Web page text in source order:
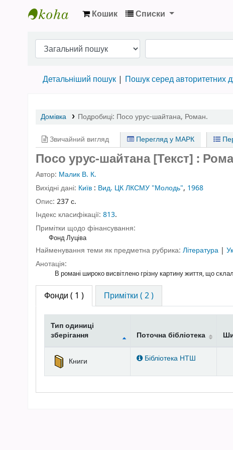
Кошик Списки
Детальніший пошук Пошук серед авторитетних
Домівка Подробиці: Посо урус-шайтана, Роман.
Звичайний вигляд Перегляд у МАРК
Посо урус-шайтана [Текст] :
Автор: Малик В. К.
Вихідні дані: Київ : Вид. ЦК ЛКСМУ "Молодь", 1968
Опис: 237 с.
Індекс класифікації: 813.
Примітки щодо фінансування:
Фонд Луціва
Найменування теми як предметна рубрика: Література |
Анотація:
В романі широко висвітлено грізну картину життя, що
Фонди ( 1 ) Примітки ( 2 )
Тип одиниці
зберігання
Поточна бібліотека
Книги Бібліотека НТШ